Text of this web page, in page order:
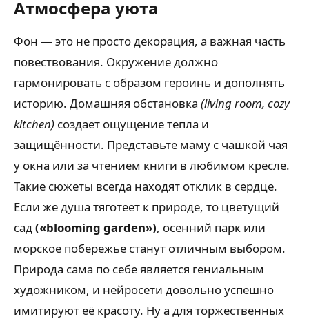
Атмосфера уюта
Фон — это не просто декорация, а важная часть
повествования. Окружение должно
гармонировать с образом героинь и дополнять
историю. Домашняя обстановка (living room, cozy
kitchen) создает ощущение тепла и
защищённости. Представьте маму с чашкой чая
у окна или за чтением книги в любимом кресле.
Такие сюжеты всегда находят отклик в сердце.
Если же душа тяготеет к природе, то цветущий
сад(«blooming garden»), осенний парк или
морское побережье станут отличным выбором.
Природа сама по себе является гениальным
художником, и нейросети довольно успешно
имитируют её красоту. Ну а для торжественных